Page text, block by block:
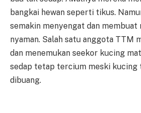
bangkai hewan seperti tikus.
semakin menyengat dan membuat
nyaman. Salah satu anggota TTM
dan menemukan seekor kucing
sedap tetap tercium meski kucing
dibuang.